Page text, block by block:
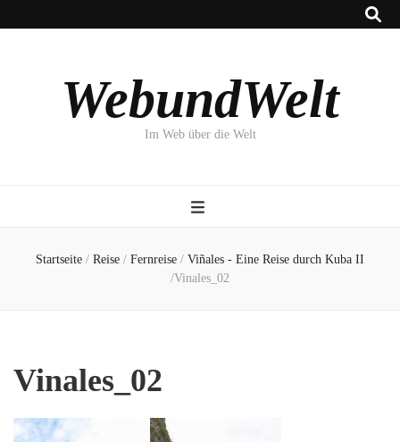
WebundWelt
Im Web über die Welt
Startseite / Reise / Fernreise / Viñales - Eine Reise durch Kuba II
/Vinales_02
Vinales_02